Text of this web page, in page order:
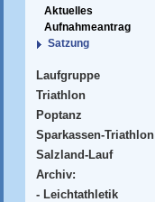
Aktuelles
Aufnahmeantrag
Satzung
Laufgruppe
Triathlon
Poptanz
Sparkassen-Triathlon
Salzland-Lauf
Archiv:
- Leichtathletik